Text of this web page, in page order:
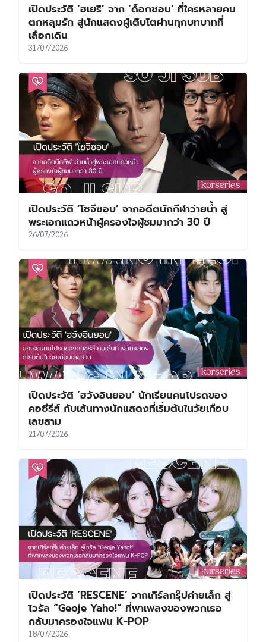
เปิดประวัติ ‘ฮเยริ’ จาก ‘ด็อกซอน’ ที่ใครหลายคน
ตกหลุมรัก สู่นักแสดงผู้เติบโตผ่านทุกบทบาทที่
เลือกเดิน
31/07/2026
เปิดประวัติ ‘โซจีซอบ’ จากอดีตนักกีฬาว่ายน้ำ สู่
พระเอกแถวหน้าผู้ครองใจผู้ชมมากว่า 30 ปี
26/07/2026
เปิดประวัติ ‘ฮวังอินยอบ’ นักเรียนคนโปรดของ
คอซีรีส์ กับเส้นทางนักแสดงที่เริ่มต้นในวัยเกือบ
เลขสาม
21/07/2026
เปิดประวัติ ‘RESCENE’ จากเกิร์ลกรุ๊ปค่ายเล็ก สู่
ไวรัล “Geoje Yaho!” ที่พาเพลงของพวกเธอ
กลับมาครองใจแฟน K-POP
18/07/2026